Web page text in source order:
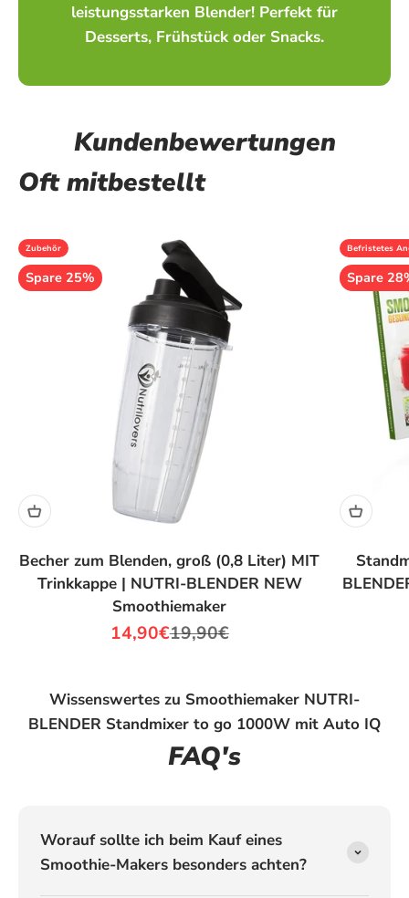
leistungsstarken Blender! Perfekt für
Desserts, Frühstück oder Snacks.
Kundenbewertungen
Oft mitbestellt
Zubehör
Spare 25%
Becher zum Blenden, groß (0,8 Liter) MIT
Trinkkappe | NUTRI-BLENDER NEW
Smoothiemaker
Angebot
14,90€Regulärer Preis
19,90€
Befristetes
Spare
Wissenswertes zu Smoothiemaker NUTRI-
BLENDER Standmixer to go 1000W mit Auto IQ
FAQ's
Worauf sollte ich beim Kauf eines
Smoothie-Makers besonders achten?